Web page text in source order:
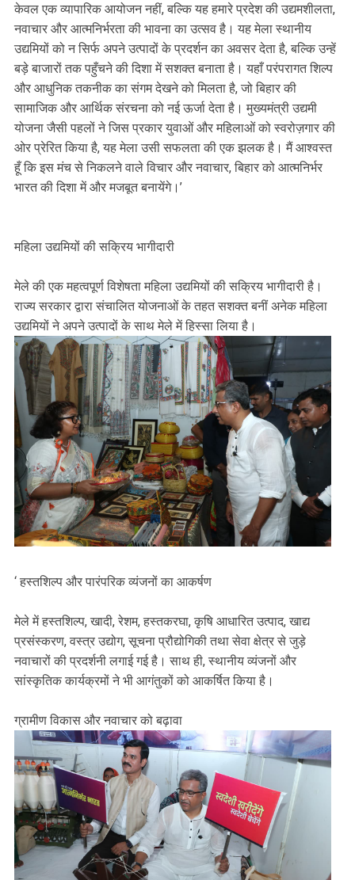
केवल एक व्यापारिक आयोजन नहीं, बल्कि यह हमारे प्रदेश की उद्यमशीलता,
नवाचार और आत्मनिर्भरता की भावना का उत्सव है। यह मेला स्थानीय
उद्यमियों को न सिर्फ अपने उत्पादों के प्रदर्शन का अवसर देता है, बल्कि उन्हें
बड़े बाजारों तक पहुँचने की दिशा में सशक्त बनाता है। यहाँ परंपरागत शिल्प
और आधुनिक तकनीक का संगम देखने को मिलता है, जो बिहार की
सामाजिक और आर्थिक संरचना को नई ऊर्जा देता है। मुख्यमंत्री उद्यमी
योजना जैसी पहलों ने जिस प्रकार युवाओं और महिलाओं को स्वरोज़गार की
ओर प्रेरित किया है, यह मेला उसी सफलता की एक झलक है। मैं आश्वस्त
हूँ कि इस मंच से निकलने वाले विचार और नवाचार, बिहार को आत्मनिर्भर
भारत की दिशा में और मजबूत बनायेंगे।’
महिला उद्यमियों की सक्रिय भागीदारी
मेले की एक महत्वपूर्ण विशेषता महिला उद्यमियों की सक्रिय भागीदारी है।
राज्य सरकार द्वारा संचालित योजनाओं के तहत सशक्त बनीं अनेक महिला
उद्यमियों ने अपने उत्पादों के साथ मेले में हिस्सा लिया है।
‘ हस्तशिल्प और पारंपरिक व्यंजनों का आकर्षण
मेले में हस्तशिल्प, खादी, रेशम, हस्तकरघा, कृषि आधारित उत्पाद, खाद्य
प्रसंस्करण, वस्त्र उद्योग, सूचना प्रौद्योगिकी तथा सेवा क्षेत्र से जुड़े
नवाचारों की प्रदर्शनी लगाई गई है। साथ ही, स्थानीय व्यंजनों और
सांस्कृतिक कार्यक्रमों ने भी आगंतुकों को आकर्षित किया है।
ग्रामीण विकास और नवाचार को बढ़ावा